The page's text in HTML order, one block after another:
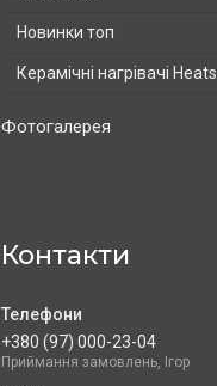
Новинки топ
Керамічні нагрівачі Heats
Фотогалерея
Контакти
+380 (97) 000-23-04
Приймання замовлень, Ігор